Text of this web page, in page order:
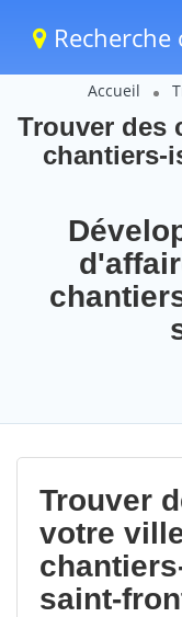
Accueil
Trouver des
chantiers-
Trouver
votre
saint-